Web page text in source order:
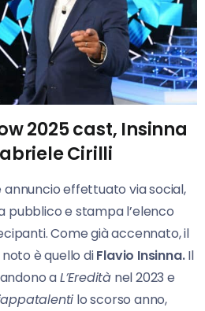
2025 cast, Insinna
Cirilli
annuncio effettuato via social,
pubblico e stampa l’elenco
Come già accennato, il
è quello diFlavio Insinna.Il
aL’Eredità nel 2023 e
lo scorso anno,